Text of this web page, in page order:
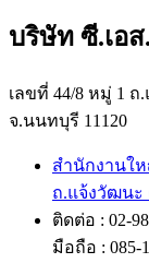
บริษัท ซี.เอส
เลขที่ 44/8 หมู่ 1
จ.นนทบุรี 11120
สำนักงานใ
ถ.แจ้งวัฒนะ
ติดต่อ : 02-
มือถือ : 085-